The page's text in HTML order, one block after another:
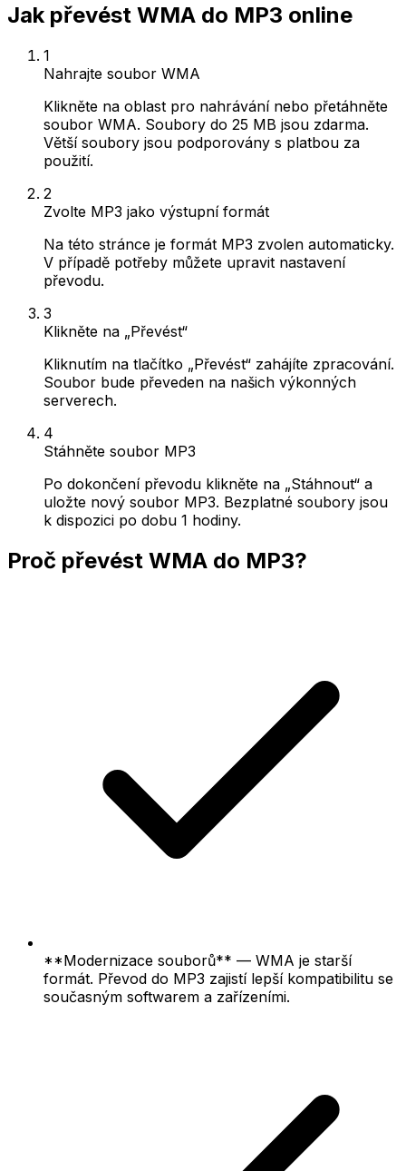
Jak převést WMA do MP3 online
1
Nahrajte soubor WMA
Klikněte na oblast pro nahrávání nebo přetáhněte
soubor WMA. Soubory do 25 MB jsou zdarma.
Větší soubory jsou podporovány s platbou za
použití.
2
Zvolte MP3 jako výstupní formát
Na této stránce je formát MP3 zvolen automaticky.
V případě potřeby můžete upravit nastavení
převodu.
3
Klikněte na „Převést“
Kliknutím na tlačítko „Převést“ zahájíte zpracování.
Soubor bude převeden na našich výkonných
serverech.
4
Stáhněte soubor MP3
Po dokončení převodu klikněte na „Stáhnout“ a
uložte nový soubor MP3. Bezplatné soubory jsou
k dispozici po dobu 1 hodiny.
Proč převést WMA do MP3?
**Modernizace souborů** — WMA je starší
formát. Převod do MP3 zajistí lepší kompatibilitu se
současným softwarem a zařízeními.